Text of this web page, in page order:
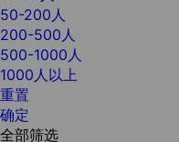
50-200人
200-500人
500-1000人
1000人以上
重置
确定
全部筛选